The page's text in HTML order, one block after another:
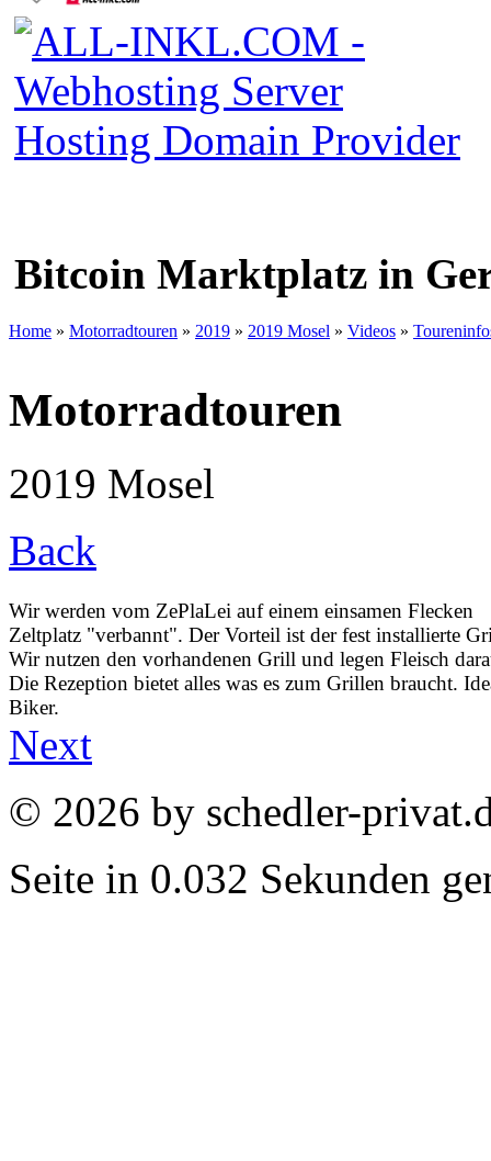
Bitcoin Marktplatz in
Home » Motorradtouren » 2019 » 2019 Mosel » Videos »
Motorradtouren
2019 Mosel
Back
Wir werden vom ZePlaLei auf einem einsamen Flecken
Zeltplatz "verbannt". Der Vorteil ist der fest installierte
Wir nutzen den vorhandenen Grill und legen Fleisch
Die Rezeption bietet alles was es zum Grillen braucht.
Biker.
Next
© 2026 by schedler-
Seite in 0.032 Sekunden